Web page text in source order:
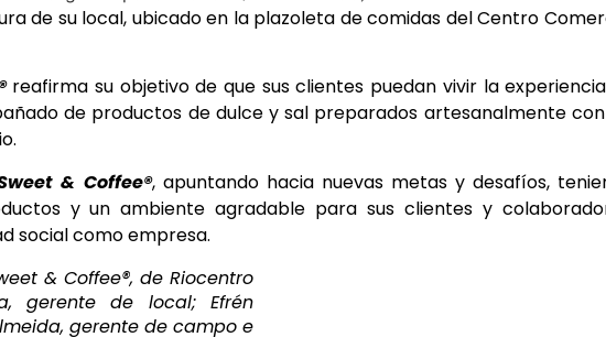
de su local, ubicado en la plazoleta de comidas del Centro
reafirma su objetivo de que sus clientes puedan vivir la
de productos de dulce y sal preparados artesanalmente
& Coffee®, apuntando hacia nuevas metas y desafíos,
y un ambiente agradable para sus clientes y
social como empresa.
& Coffee®, de Riocentro
gerente de local; Efrén
gerente de campo e